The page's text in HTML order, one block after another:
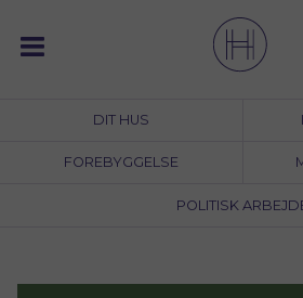
content
DIT HUS
FOREBYGGELSE
POLITISK